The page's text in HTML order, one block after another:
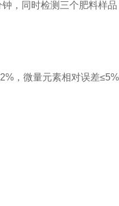
，同时检测三个肥料样
，微量元素相对误差